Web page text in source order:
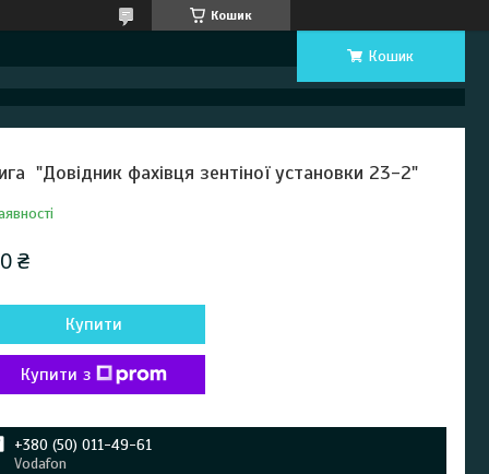
Кошик
Кошик
"Довідник фахівця зентіної установки 23-2"
₴
Купити
Купити з
+380 (50) 011-49-61
Vodafon